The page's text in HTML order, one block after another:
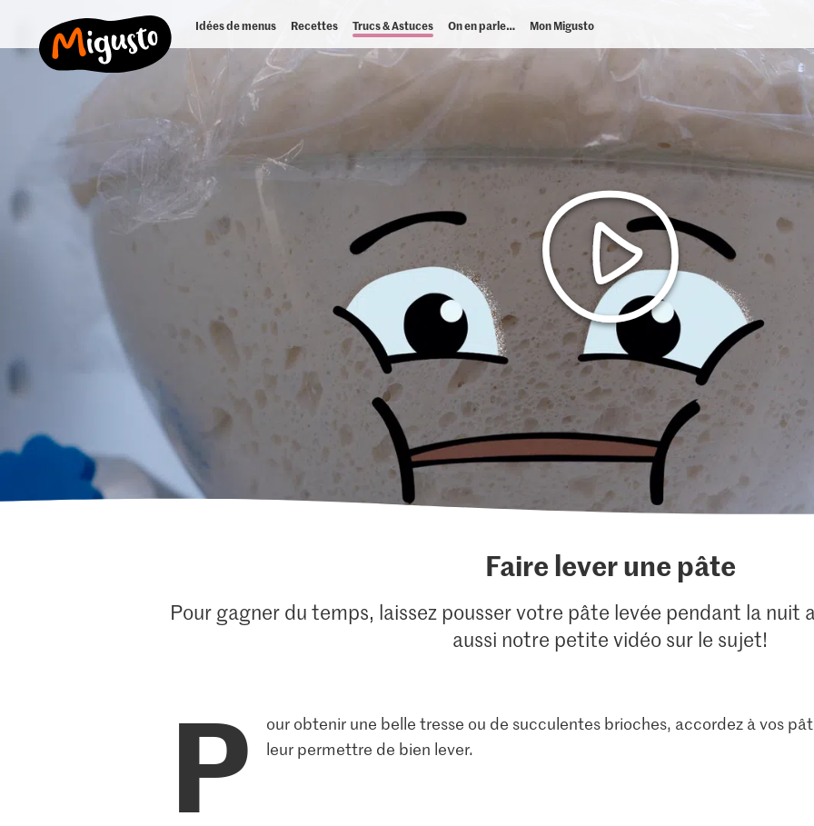
Idées de menus Recettes Trucs & Astuces On en parle… Mon Migusto
Faire lever une pâte
Pour gagner du temps, laissez pousser votre pâte levée pendant la nuit
aussi notre petite vidéo sur le sujet!
P
our obtenir une belle tresse ou de succulentes brioches, accordez à vos
leur permettre de bien lever.